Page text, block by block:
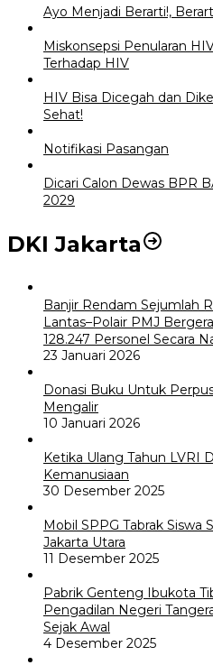
Ayo Menjadi Berarti!,
Miskonsepsi Penularan
Terhadap HIV
HIV Bisa Dicegah dan
Sehat!
Notifikasi Pasangan
Dicari Calon Dewas BPR
2029
DKI Jakarta
Banjir Rendam Sejumlah
Lantas–Polair PMJ
128.247 Personel Secara
23 Januari 2026
Donasi Buku Untuk
Mengalir
10 Januari 2026
Ketika Ulang Tahun LVRI
Kemanusiaan
30 Desember 2025
Mobil SPPG Tabrak Siswa
Jakarta Utara
11 Desember 2025
Pabrik Genteng Ibukota
Pengadilan Negeri
Sejak Awal
4 Desember 2025